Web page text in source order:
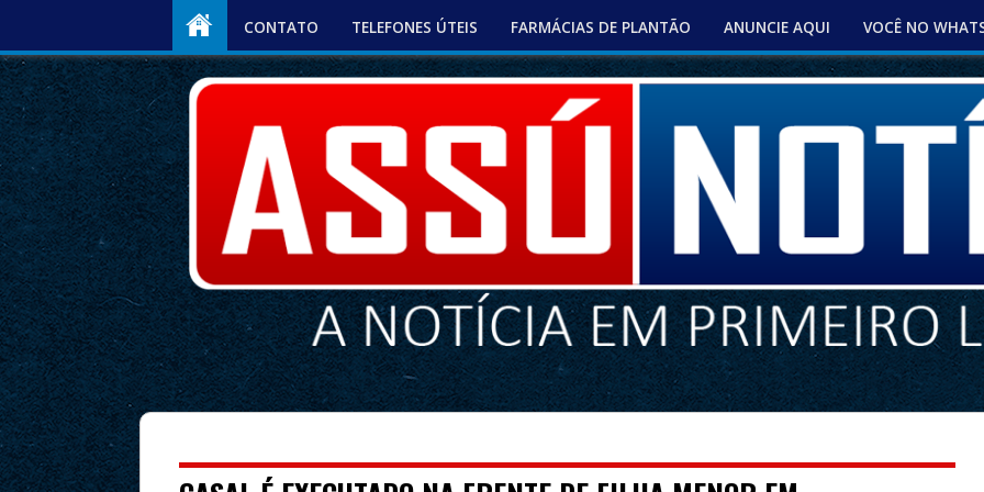
CONTATO TELEFONES ÚTEIS FARMÁCIAS DE PLANTÃO ANUNCIE AQUI VOCÊ NO